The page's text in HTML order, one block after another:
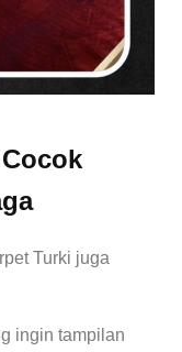
Turki juga
ingin tampilan